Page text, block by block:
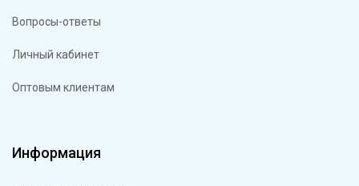
Вопросы-ответы
Личный кабинет
Оптовым клиентам
Информация